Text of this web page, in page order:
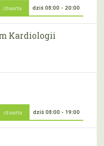
otwarta dziś 08:00 - 20:00
Kardiologii
otwarta dziś 08:00 - 19:00